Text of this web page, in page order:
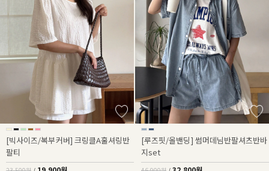
[빅사이즈/복부커버] 크링클A훌셔링반
팔티
[루즈핏/올밴딩] 썸머데님반팔셔츠반바
지set